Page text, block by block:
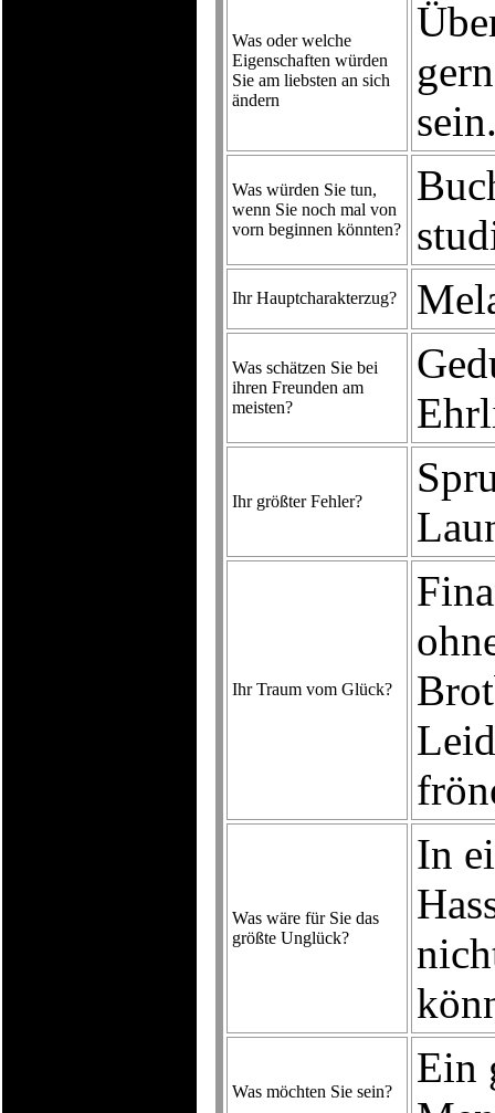
Was oder welche
Eigenschaften würden
Sie am liebsten an sich
ändern
Was würden Sie tun,
wenn Sie noch mal von
vorn beginnen könnten?
Ihr Hauptcharakterzug?
Was schätzen Sie bei
ihren Freunden am
meisten?
Ihr größter Fehler?
Ihr Traum vom Glück?
Was wäre für Sie das
größte Unglück?
In
Was möchten Sie sein?
Ein